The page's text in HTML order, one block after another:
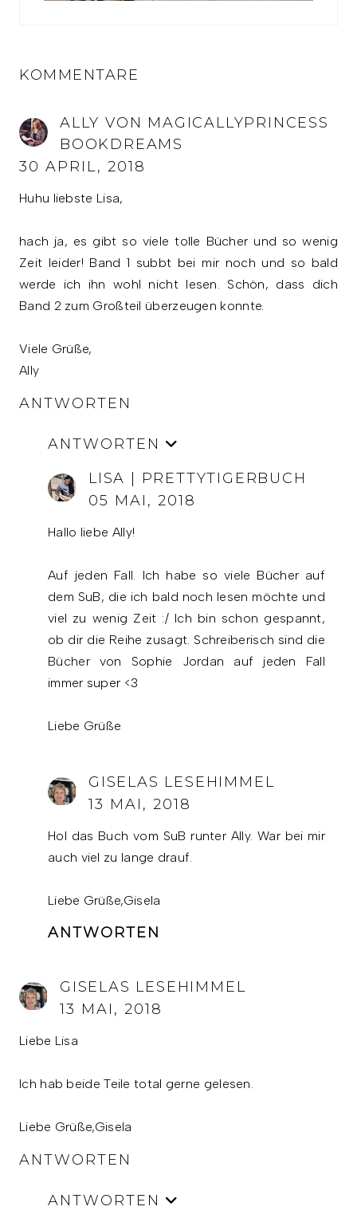
KOMMENTARE
ALLY VON MAGICALLYPRINCESS
BOOKDREAMS
30 APRIL, 2018
Huhu liebste Lisa,
hach ja, es gibt so viele tolle Bücher und so wenig
Zeit leider! Band 1 subbt bei mir noch und so bald
werde ich ihn wohl nicht lesen. Schön, dass dich
Band 2 zum Großteil überzeugen konnte.
Viele Grüße,
Ally
ANTWORTEN
ANTWORTEN
LISA | PRETTYTIGERBUCH
05 MAI, 2018
Hallo liebe Ally!
Auf jeden Fall. Ich habe so viele Bücher auf
dem SuB, die ich bald noch lesen möchte und
viel zu wenig Zeit :/ Ich bin schon gespannt,
ob dir die Reihe zusagt. Schreiberisch sind die
Bücher von Sophie Jordan auf jeden Fall
immer super <3
Liebe Grüße
GISELAS LESEHIMMEL
13 MAI, 2018
Hol das Buch vom SuB runter Ally. War bei mir
auch viel zu lange drauf.
Liebe Grüße,Gisela
ANTWORTEN
GISELAS LESEHIMMEL
13 MAI, 2018
Liebe Lisa
Ich hab beide Teile total gerne gelesen.
Liebe Grüße,Gisela
ANTWORTEN
ANTWORTEN